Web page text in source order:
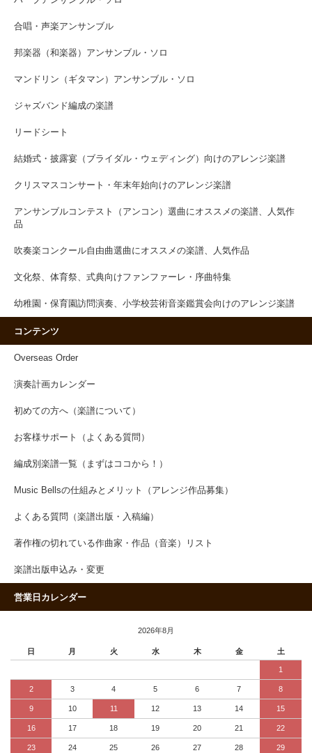
合唱・声楽アンサンブル
邦楽器（和楽器）アンサンブル・ソロ
マンドリン（ギタマン）アンサンブル・ソロ
ジャズバンド編成の楽譜
リードシート
結婚式・披露宴（ブライダル・ウェディング）向けのアレンジ楽譜
クリスマスコンサート・年末年始向けのアレンジ楽譜
アンサンブルコンテスト（アンコン）選曲にオススメの楽譜、人気作
品
吹奏楽コンクール自由曲選曲にオススメの楽譜、人気作品
文化祭、体育祭、式典向けファンファーレ・序曲特集
幼稚園・保育園訪問演奏、小学校芸術音楽鑑賞会向けのアレンジ楽譜
コンテンツ
Overseas Order
演奏計画カレンダー
初めての方へ（楽譜について）
お客様サポート（よくある質問）
編成別楽譜一覧（まずはココから！）
Music Bellsの仕組みとメリット（アレンジ作品募集）
よくある質問（楽譜出版・入稿編）
著作権の切れている作曲家・作品（音楽）リスト
楽譜出版申込み・変更
営業日カレンダー
2026年8月
日 月 火 水 木 金 土
1
2 3 4 5 6 7 8
9 10 11 12 13 14 15
16 17 18 19 20 21 22
23 24 25 26 27 28 29